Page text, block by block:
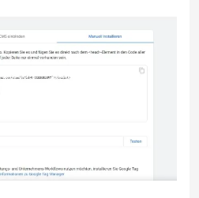
Escape will
window.